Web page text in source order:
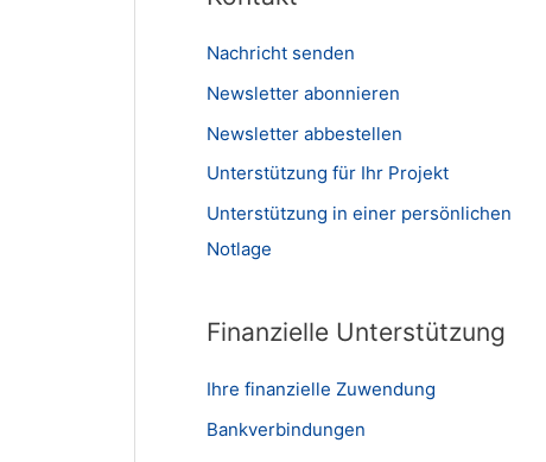
Nachricht senden
Newsletter abonnieren
Newsletter abbestellen
Unterstützung für Ihr Projekt
Unterstützung in einer persönlichen
Notlage
Finanzielle Unterstützung
Ihre finanzielle Zuwendung
Bankverbindungen